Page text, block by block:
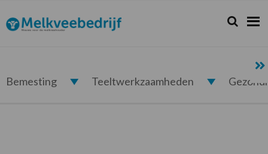
de
hoofdnavigatie
de
hoofd
de
eerste
de
voettekst
Melkveebedrijf.nl Zoeken...
Zoek
Bemesting Teeltwerkzaamheden